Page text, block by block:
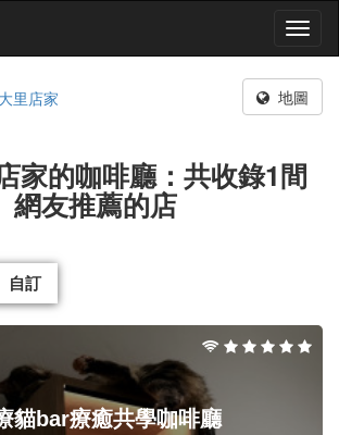
地圖
大里店家
家的咖啡廳：共收錄1間
網友推薦的店
自訂
貓bar療癒共學咖啡廳